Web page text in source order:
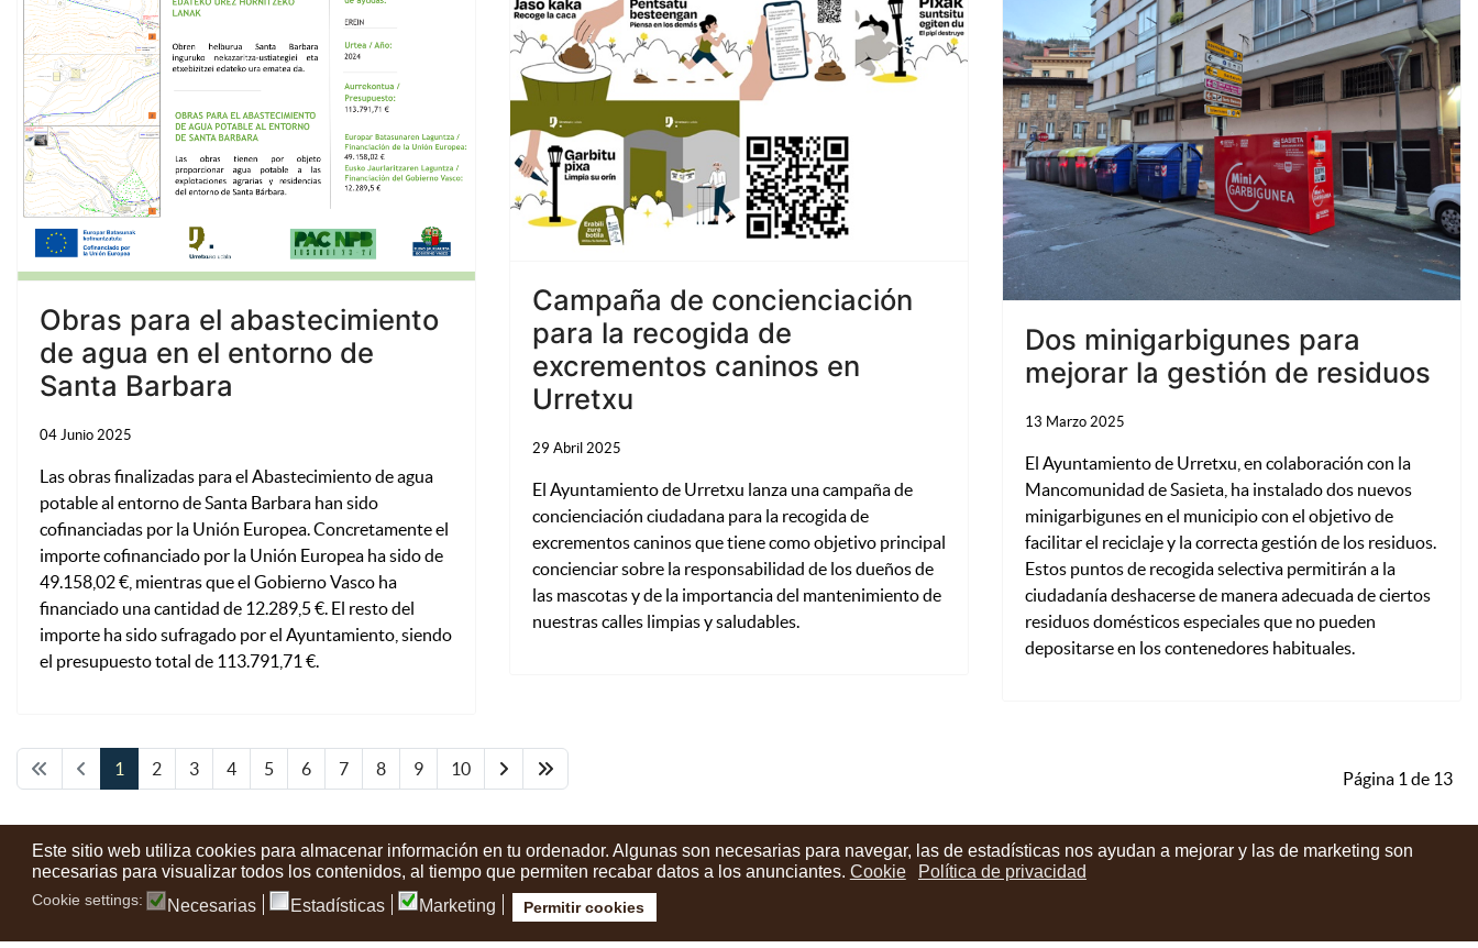
Este sitio web utiliza cookies para almacenar información en tu ordenador. Algunas son necesarias para navegar, las de estadísticas nos ayudan a mejorar y las de marketing son
necesarias para visualizar todos los contenidos, al tiempo que permiten recabar datos a los anunciantes. Cookie Política de privacidad
Cookie settings: Necesarias Estadísticas Marketing Permitir cookies
Obras para el abastecimiento
de agua en el entorno de
Santa Barbara
04 Junio 2025
Las obras finalizadas para el Abastecimiento de agua
potable al entorno de Santa Barbara han sido
cofinanciadas por la Unión Europea. Concretamente el
importe cofinanciado por la Unión Europea ha sido de
49.158,02 €, mientras que el Gobierno Vasco ha
financiado una cantidad de 12.289,5 €. El resto del
importe ha sido sufragado por el Ayuntamiento, siendo
el presupuesto total de 113.791,71 €.
Campaña de concienciación
para la recogida de
excrementos caninos en
Urretxu
29 Abril 2025
El Ayuntamiento de Urretxu lanza una campaña de
concienciación ciudadana para la recogida de
excrementos caninos que tiene como objetivo principal
concienciar sobre la responsabilidad de los dueños de
las mascotas y de la importancia del mantenimiento de
nuestras calles limpias y saludables.
Dos minigarbigunes para
mejorar la gestión de residuos
13 Marzo 2025
El Ayuntamiento de Urretxu, en colaboración con la
Mancomunidad de Sasieta, ha instalado dos nuevos
minigarbigunes en el municipio con el objetivo de
facilitar el reciclaje y la correcta gestión de los residuos.
Estos puntos de recogida selectiva permitirán a la
ciudadanía deshacerse de manera adecuada de ciertos
residuos domésticos especiales que no pueden
depositarse en los contenedores habituales.
Página 1 de 13
1 2 3 4 5 6 7 8 9 10
Condiciones de uso Aviso legal Noticias Tu opinión cuenta